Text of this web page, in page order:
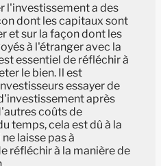
l'investissement a des
dont les capitaux sont
et sur la façon dont les
à l'étranger avec la
essentiel de réfléchir à
le bien. Il est
essayer de
après
coûts de
temps, cela est dû à la
laisse pas à
réfléchir à la manière de